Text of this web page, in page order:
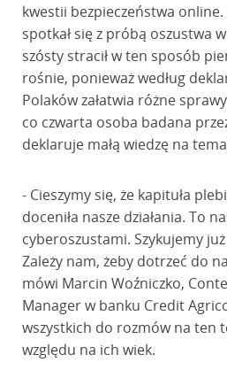
kwestii bezpieczeństwa
spotkał się z próbą oszustwa
szósty stracił w ten sposób
rośnie, ponieważ według
Polaków załatwia różne
co czwarta osoba badana
deklaruje małą wiedzę na
- Cieszymy się, że kapituła
doceniła nasze działania. To
cyberoszustami. Szykujemy
Zależy nam, żeby dotrzeć do
mówi Marcin Woźniczko,
Manager w banku Credit
wszystkich do rozmów na ten
względu na ich wiek.